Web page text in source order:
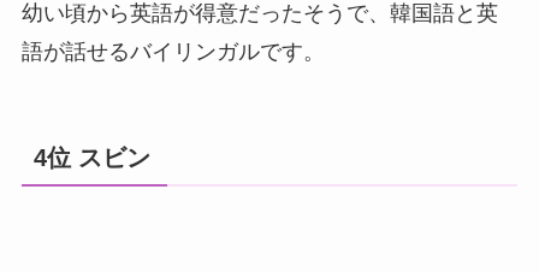
幼い頃から英語が得意だったそうで、韓国語と英
語が話せるバイリンガルです。
4位 スビン